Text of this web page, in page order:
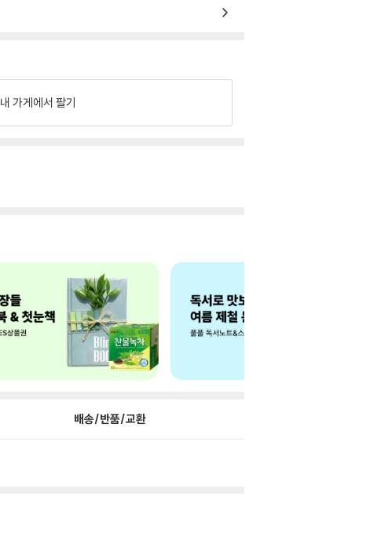
내 가게에서 팔기
배송/반품/교환